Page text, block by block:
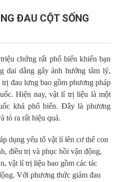
ĐAU CỘT SỐNG
chứng rất phổ biến khiến bạn
dai dẳng gây ảnh hưởng tâm lý,
đau lưng bao gồm phương pháp
Hiện nay, vật lí trị liệu là một
khá phổ biến. Đây là phương
tỏ ra rất hiệu quả.
dụng yếu tố vật lí lên cơ thể con
điều trị và phục hồi vận động,
vật lí trị liệu bao gồm các tác
Với phương thức giảm đau